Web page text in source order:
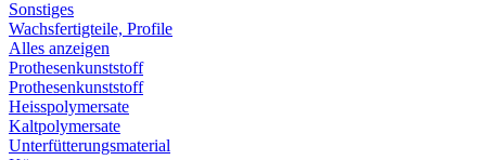
Sonstiges
Wachsfertigteile, Profile
Alles anzeigen
Prothesenkunststoff
Prothesenkunststoff
Heisspolymersate
Kaltpolymersate
Unterfütterungsmaterial